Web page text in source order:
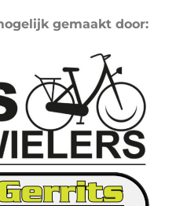
gemaakt door: